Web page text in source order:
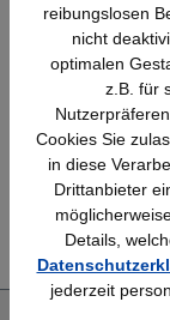
Schnelle
Bewährt seit
reibungslosen
nicht
optimalen
z.B. für
Cookies Sie
in diese
Drittanbieter
Details,
jederzeit